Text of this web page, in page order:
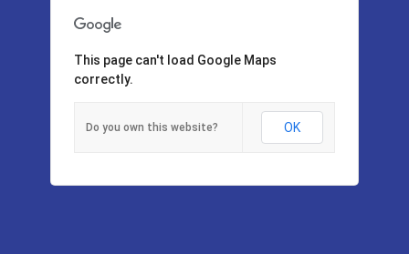
This page can't load Google Maps
correctly.
Do you own this website? OK